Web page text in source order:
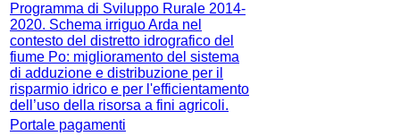
Programma di Sviluppo Rurale 2014-
2020. Schema irriguo Arda nel
contesto del distretto idrografico del
fiume Po: miglioramento del sistema
di adduzione e distribuzione per il
risparmio idrico e per l'efficientamento
dell’uso della risorsa a fini agricoli.
Portale pagamenti